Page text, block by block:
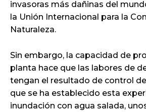
invasoras más dañinas del
la Unión Internacional para la
Naturaleza.
Sin embargo, la capacidad de
planta hace que las labores de
tengan el resultado de control
que se ha establecido esta
inundación con agua salada,